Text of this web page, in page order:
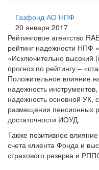
Газфонд АО НПФ
20 января 2017
Рейтинговое агентство
рейтинг надежности
«Исключительно высокий
прогноз по рейтингу –
Положительное влияние
надежность
надежность основной УК,
размещении пенсионных
достаточности ИОУД.
Также позитивное
счета клиента Фонда и
страхового резерва и